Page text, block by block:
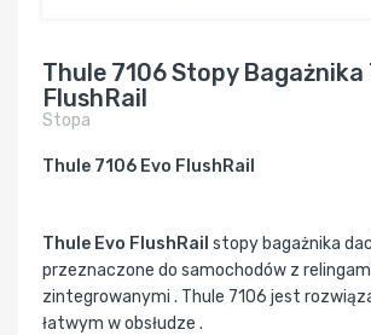
Thule 7106 Stopy Bagażnika
FlushRail
Stopa
Thule 7106 Evo FlushRail
Thule Evo FlushRail stopy bagażnika
przeznaczone do samochodów z
zintegrowanymi . Thule 7106 jest
łatwym w obsłudze .